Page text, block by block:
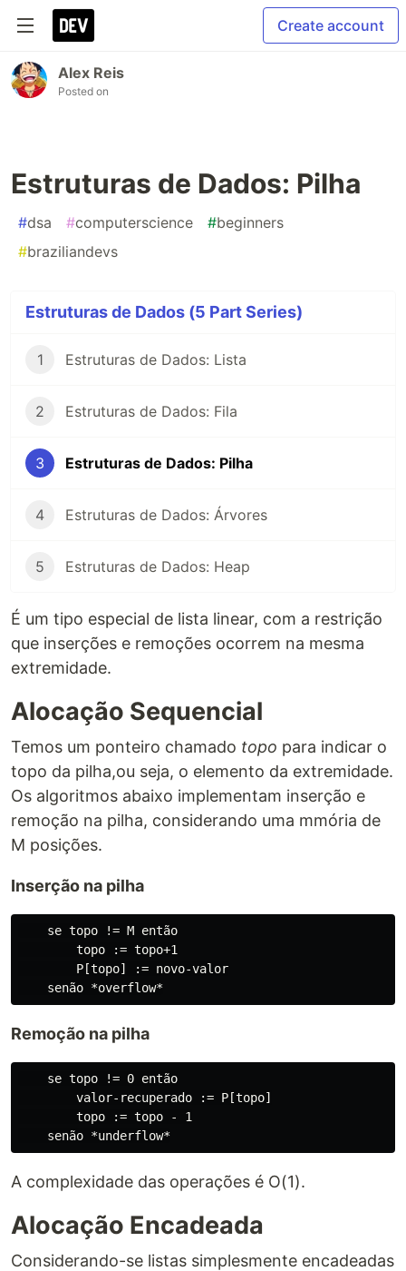
Create account
Alex Reis
Posted on
Estruturas de Dados: Pilha
#dsa #computerscience #beginners
#braziliandevs
Estruturas de Dados (5 Part Series)
1 Estruturas de Dados: Lista
2 Estruturas de Dados: Fila
3 Estruturas de Dados: Pilha
4 Estruturas de Dados: Árvores
5 Estruturas de Dados: Heap
É um tipo especial de lista linear, com a restrição
que inserções e remoções ocorrem na mesma
extremidade.
Alocação Sequencial
Temos um ponteiro chamado topo para indicar o
topo da pilha,ou seja, o elemento da extremidade.
Os algoritmos abaixo implementam inserção e
remoção na pilha, considerando uma mmória de
M posições.
Inserção na pilha
    se topo != M então
        topo := topo+1
        P[topo] := novo-valor
Remoção na pilha
    se topo != 0 então
        valor-recuperado := P[topo]
        topo := topo - 1
A complexidade das operações é O(1).
Alocação Encadeada
Considerando-se listas simplesmente encadeadas